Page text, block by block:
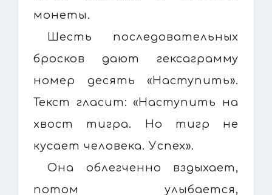
монеты.
Шесть последовательных
бросков дают гексаграмму
номер десять «Наступить».
Текст гласит: «Наступить на
хвост тигра. Но тигр не
кусает человека. Успех».
Она облегченно вздыхает,
потом улыбается,